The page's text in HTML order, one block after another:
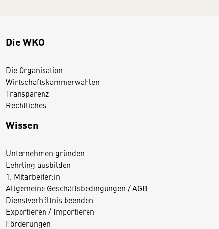
Die WKO
Die Organisation
Wirtschaftskammerwahlen
Transparenz
Rechtliches
Wissen
Unternehmen gründen
Lehrling ausbilden
1. Mitarbeiter:in
Allgemeine Geschäftsbedingungen / AGB
Dienstverhältnis beenden
Exportieren / Importieren
Förderungen